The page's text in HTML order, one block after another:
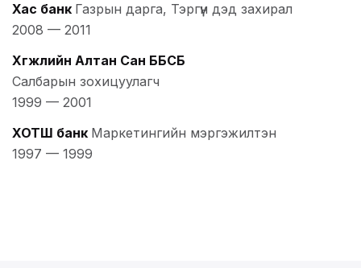
Хас банк Газрын дарга, Тэргүүн дэд захирал
2008 — 2011
Хөгжлийн Алтан Сан ББСБ
Салбарын зохицуулагч
1999 — 2001
ХОТШ банк Маркетингийн мэргэжилтэн
1997 — 1999